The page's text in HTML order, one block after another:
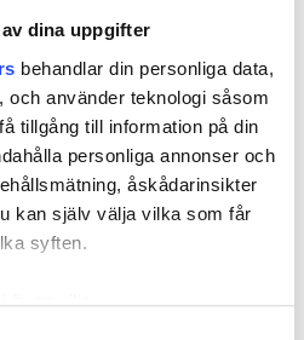
dina uppgifter
behandlar din personliga data,
använder teknologi såsom
tillgång till information på din
personliga annonser och
åskådarinsikter
kan själv välja vilka som får
syften.
även vilja:
Midjourney
reaktiv effekt i vår quiz.